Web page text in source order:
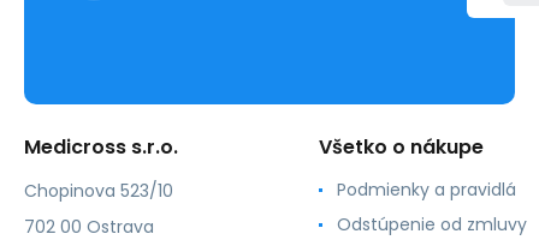
Medicross s.r.o.
Chopinova 523/10
702 00 Ostrava
Všetko o nákupe
Podmienky a pravidlá
Odstúpenie od zmluvy